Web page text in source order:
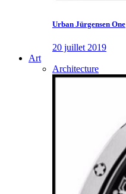
Urban Jürgensen One
20 juillet 2019
Art
Architecture